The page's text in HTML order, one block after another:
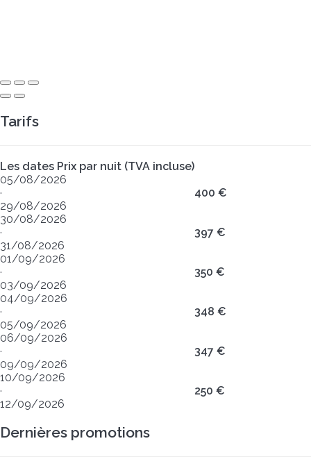
Tarifs
Les dates Prix par nuit (TVA incluse)
05/08/2026
·
29/08/2026
400 €
30/08/2026
·
31/08/2026
397 €
01/09/2026
·
03/09/2026
350 €
04/09/2026
·
05/09/2026
348 €
06/09/2026
·
09/09/2026
347 €
10/09/2026
·
12/09/2026
250 €
Dernières promotions